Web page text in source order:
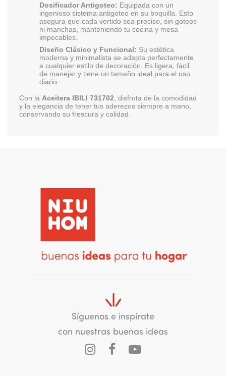
Dosificador Antigoteo: Equipada con un
ingenioso sistema antigoteo en su boquilla. Esto
asegura que cada vertido sea preciso, sin goteos
ni manchas, manteniendo tu cocina y mesa
impecables.
Diseño Clásico y Funcional: Su estética
moderna y minimalista se adapta perfectamente
a cualquier estilo de decoración. Es ligera, fácil
de manejar y tiene un tamaño ideal para el uso
diario.
Con la Aceitera IBILI 731702 , disfruta de la comodidad
y la elegancia de tener tus aderezos siempre a mano,
conservando su frescura y calidad.
Síguenos e inspírate
con nuestras buenas ideas